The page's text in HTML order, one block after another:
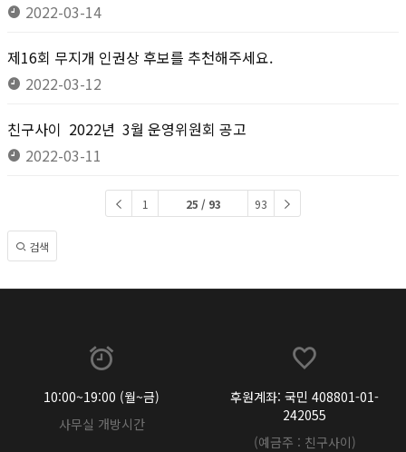
2022-03-14
제16회 무지개 인권상 후보를 추천해주세요.
2022-03-12
친구사이 2022년 3월 운영위원회 공고
2022-03-11
1 25 / 93 93
검색
10:00~19:00 (월~금)
사무실 개방시간
후원계좌: 국민 408801-01-
242055
(예금주 : 친구사이)